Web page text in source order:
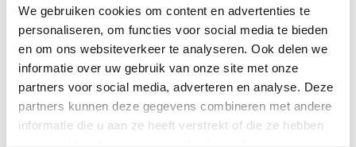
We gebruiken cookies om content en advertenties te
personaliseren, om functies voor social media te bieden
en om ons websiteverkeer te analyseren. Ook delen we
informatie over uw gebruik van onze site met onze
partners voor social media, adverteren en analyse. Deze
partners kunnen deze gegevens combineren met andere
informatie die u aan ze heeft verstrekt of die ze hebben
Voor welk nieuw matras
kunt u het beste kiezen?